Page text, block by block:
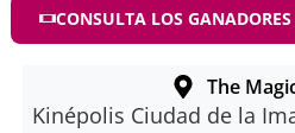
CONSULTA LOS GANADORES
The
Kinépolis Ciudad de la